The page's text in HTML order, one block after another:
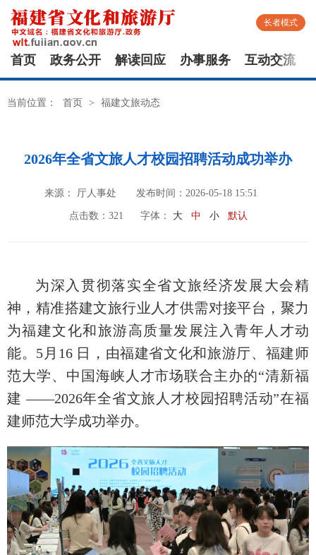
长者模式
首页 政务公开 解读回应 办事服务 互动交流
当前位置： 首页 > 福建文旅动态
2026年全省文旅人才校园招聘活动成功举办
来源： 厅人事处 发布时间：2026-05-18 15:51
点击数： 321 字体： 大 中 小 默认
为深入贯彻落实全省文旅经济发展大会精
神，精准搭建文旅行业人才供需对接平台，聚力
为福建文化和旅游高质量发展注入青年人才动
能。5月16 日，由福建省文化和旅游厅、福建师
范大学、中国海峡人才市场联合主办的“清新福
建 ——2026年全省文旅人才校园招聘活动”在福
建师范大学成功举办。